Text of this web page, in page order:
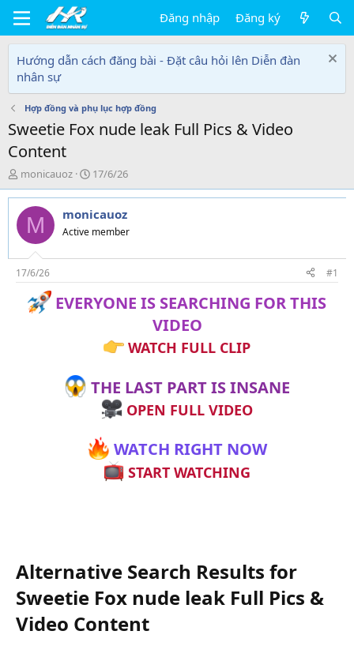
Đăng nhập Đăng ký
Hướng dẫn cách đăng bài - Đặt câu hỏi lên Diễn đàn
nhân sự
Hợp đồng và phụ lục hợp đồng
Sweetie Fox nude leak Full Pics & Video
Content
T
h
r
e
d
s
t
a
monicauoz
N
g
à
y
g
i
17/6/26
M monicauoz
Active member
17/6/26 #1
EVERYONE IS SEARCHING FOR THIS
VIDEO
WATCH FULL CLIP
THE LAST PART IS INSANE
OPEN FULL VIDEO
WATCH RIGHT NOW
START WATCHING
Alternative Search Results for
Sweetie Fox nude leak Full Pics &
Video Content​